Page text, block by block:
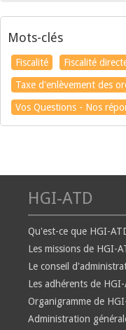
Mots-clés
Fiscalité
Fiscalité
Taxe d'enlèvement des
Vos Questions - Nos
HGI-ATD
Qu'est-ce que HGI-
Les missions de HGI-
Le conseil
Les adhérents de HGI-
Organigramme de
Administration